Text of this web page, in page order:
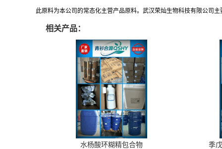
此原料为本公司的常态化主营产品原料。武汉荣灿生物科技有限公司
相关产品：
水杨酸环糊精包合物 季